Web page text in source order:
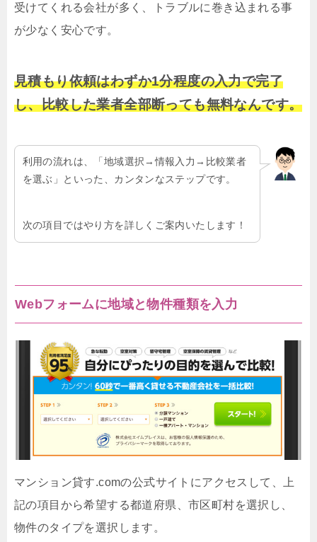
受けてくれる会社が多く、トラブルに巻き込まれる事
が少なく安心です。
見積もり依頼はわずか1分程度の入力で完了
し、比較した業者全部断っても無料なんです。
利用の流れは、「地域選択→情報入力→比較業者
を選ぶ」といった、カンタンなステップです。
次の項目ではやり方を詳しくご案内いたします！
Webフォームに地域と物件種類を入力
マンション貸す.comの公式サイトにアクセスして、上
記の項目から希望する都道府県、市区町村を選択し、
物件のタイプを選択します。